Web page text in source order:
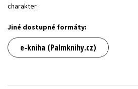
charakter.
Jiné dostupné formáty:
e-kniha (Palmknihy.cz)